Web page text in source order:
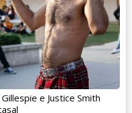
e Justice Smith